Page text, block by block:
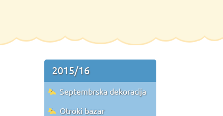
2015/16
Septembrska dekoracija
Otroki bazar